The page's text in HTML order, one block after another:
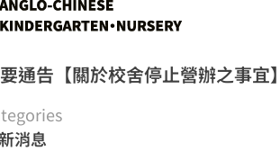
通告【關於校舍停止營辦之事
消息